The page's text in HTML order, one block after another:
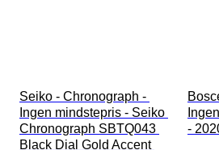
Seiko - Chronograph -
Ingen mindstepris - Seiko
Chronograph SBTQ043
Black Dial Gold Accent
-